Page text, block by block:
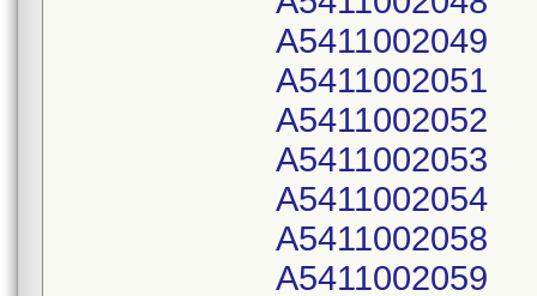
A5411002049
A5411002051
A5411002052
A5411002053
A5411002054
A5411002058
A5411002059